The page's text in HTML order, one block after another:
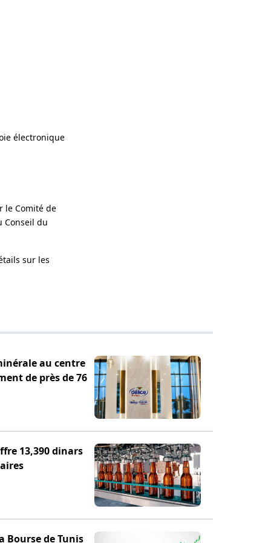
électronique
le Comité de
Conseil du
sur les
au centre
de près de 76
13,390 dinars
Bourse de Tunis